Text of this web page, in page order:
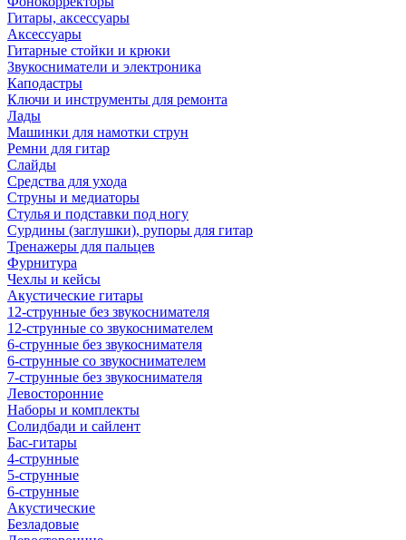
Гитары, аксессуары
Аксессуары
Гитарные стойки и крюки
Звукосниматели и электроника
Каподастры
Ключи и инструменты для ремонта
Лады
Машинки для намотки струн
Ремни для гитар
Слайды
Средства для ухода
Струны и медиаторы
Стулья и подставки под ногу
Сурдины (заглушки), рупоры для гитар
Тренажеры для пальцев
Фурнитура
Чехлы и кейсы
Акустические гитары
12-струнные без звукоснимателя
12-струнные со звукоснимателем
6-струнные без звукоснимателя
6-струнные со звукоснимателем
7-струнные без звукоснимателя
Левосторонние
Наборы и комплекты
Солидбади и сайлент
Бас-гитары
4-струнные
5-струнные
6-струнные
Акустические
Безладовые